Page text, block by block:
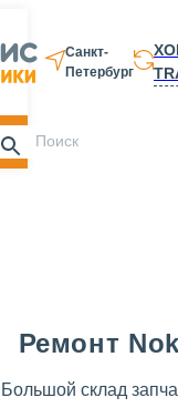
Санкт-
Петербург
8 812 337-
Ремонт
Большой склад